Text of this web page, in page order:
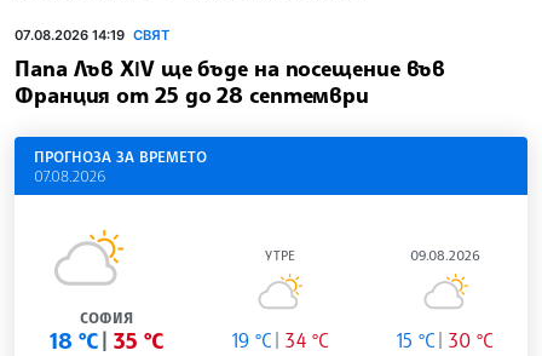
07.08.2026 14:19 СВЯТ
Папа Лъв ХІV ще бъде на посещение във
Франция от 25 до 28 септември
ПРОГНОЗА ЗА ВРЕМЕТО
07.08.2026
СОФИЯ
18 °C 35 °C
УТРЕ
19 °C 34 °C
09.08.2026
15 °C 30 °C